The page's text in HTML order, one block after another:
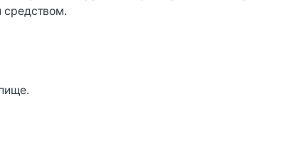
средством.